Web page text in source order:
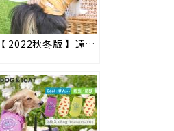
【 2022秋冬版 】遠赤外線効果でペットの体温を保つ高機能素材ペット用ウェア「DANON(ダンオン)」